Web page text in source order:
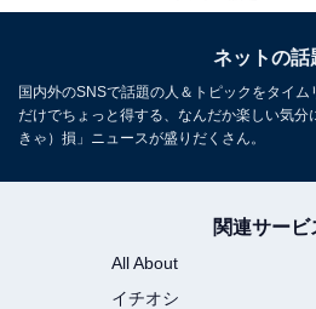
ネットの話
国内外のSNSで話題の人＆トピックをタイ
だけでちょっと得する、なんだか楽しい気分
きゃ）損」ニュースが盛りだくさん。
関連サービ
All About
イチオシ